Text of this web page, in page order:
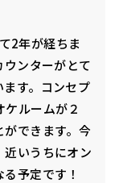
2年が経ちま
ンターがとて
す。コンセプ
ルームが２
できます。今
いうちにオン
予定です！